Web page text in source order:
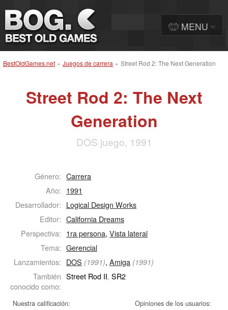
BestOldGames.net » Juegos de carrera » Street Rod 2: The Next Generation
Street Rod 2: The Next
Generation
DOS juego, 1991
Género: Carrera
Año: 1991
Desarrollador: Logical Design Works
Editor: California Dreams
Perspectiva: 1ra persona,Vista lateral
Tema: Gerencial
Lanzamientos: DOS (1991),Amiga (1991)
También
conocido como:
Street Rod II, SR2
Nuestra calificación: Opiniones de los usuarios:
MENU